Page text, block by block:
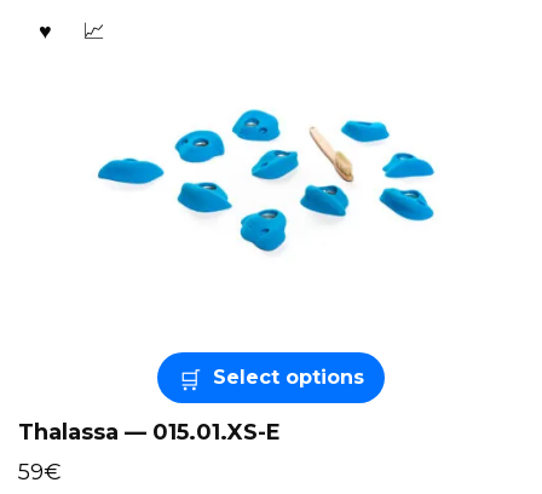
Select options
Thalassa — 015.01.XS-E
59€